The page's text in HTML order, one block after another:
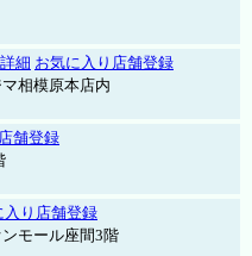
詳細 お気に入り店舗登録
相模原本店内
舗登録
入り店舗登録
モール座間3階